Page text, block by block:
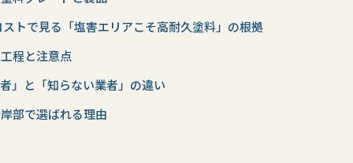
トで見る「塩害エリアこそ高耐久塗料」の根拠
程と注意点
」と「知らない業者」の違い
部で選ばれる理由